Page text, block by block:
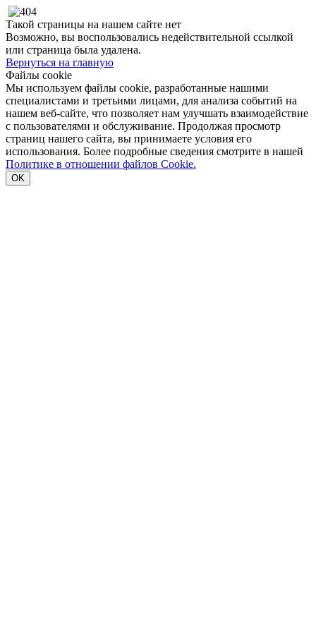
Такой страницы на нашем сайте нет
Возможно, вы воспользовались недействительной ссылкой
или страница была удалена.
Вернуться на главную
Файлы cookie
Мы используем файлы cookie, разработанные нашими
специалистами и третьими лицами, для анализа событий на
нашем веб-сайте, что позволяет нам улучшать взаимодействие
с пользователями и обслуживание. Продолжая просмотр
страниц нашего сайта, вы принимаете условия его
использования. Более подробные сведения смотрите в нашей
Политике в отношении файлов Cookie.
OK